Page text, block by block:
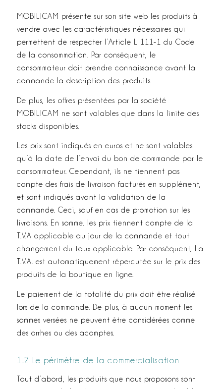
MOBILICAM présente sur son site web les produits à
vendre avec les caractéristiques nécessaires qui
permettent de respecter l’Article L 111­-1 du Code
de la consommation. Par conséquent, le
consommateur doit prendre connaissance avant la
commande la description des produits.
De plus, les offres présentées par la société
MOBILICAM ne sont valables que dans la limite des
stocks disponibles.
Les prix sont indiqués en euros et ne sont valables
qu’à la date de l’envoi du bon de commande par le
consommateur. Cependant, ils ne tiennent pas
compte des frais de livraison facturés en supplément,
et sont indiqués avant la validation de la
commande. Ceci, sauf en cas de promotion sur les
livraisons. En somme, les prix tiennent compte de la
T.V.A applicable au jour de la commande et tout
changement du taux applicable. Par conséquent, La
T.V.A. est automatiquement répercutée sur le prix des
produits de la boutique en ligne.
Le paiement de la totalité du prix doit être réalisé
lors de la commande. De plus, à aucun moment les
sommes versées ne peuvent être considérées comme
des arrhes ou des acomptes.
1.2 Le périmètre de la commercialisation
Tout d’abord, les produits que nous proposons sont